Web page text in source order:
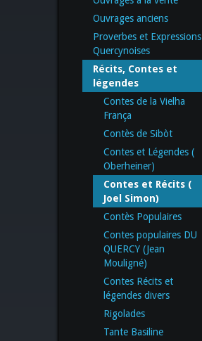
Ouvrages anciens
Proverbes et Expressions
Quercynoises
Récits, Contes et
légendes
Contes de la Vielha
França
Contès de Sibòt
Contes et Légendes (
Oberheiner)
Contes et Récits (
Joel Simon)
Contès Populaires
Contes populaires DU
QUERCY (Jean
Mouligné)
Contes Récits et
légendes divers
Rigolades
Tante Basiline